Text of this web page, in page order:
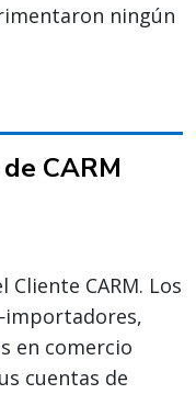
ningún
CARM
CARM. Los
en comercio
cuentas de